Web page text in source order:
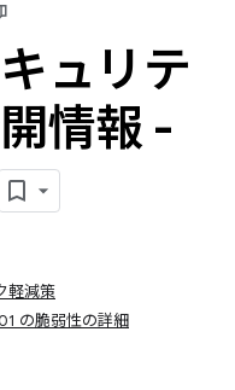
ュリテ
情報 -
軽減策
の脆弱性の詳細